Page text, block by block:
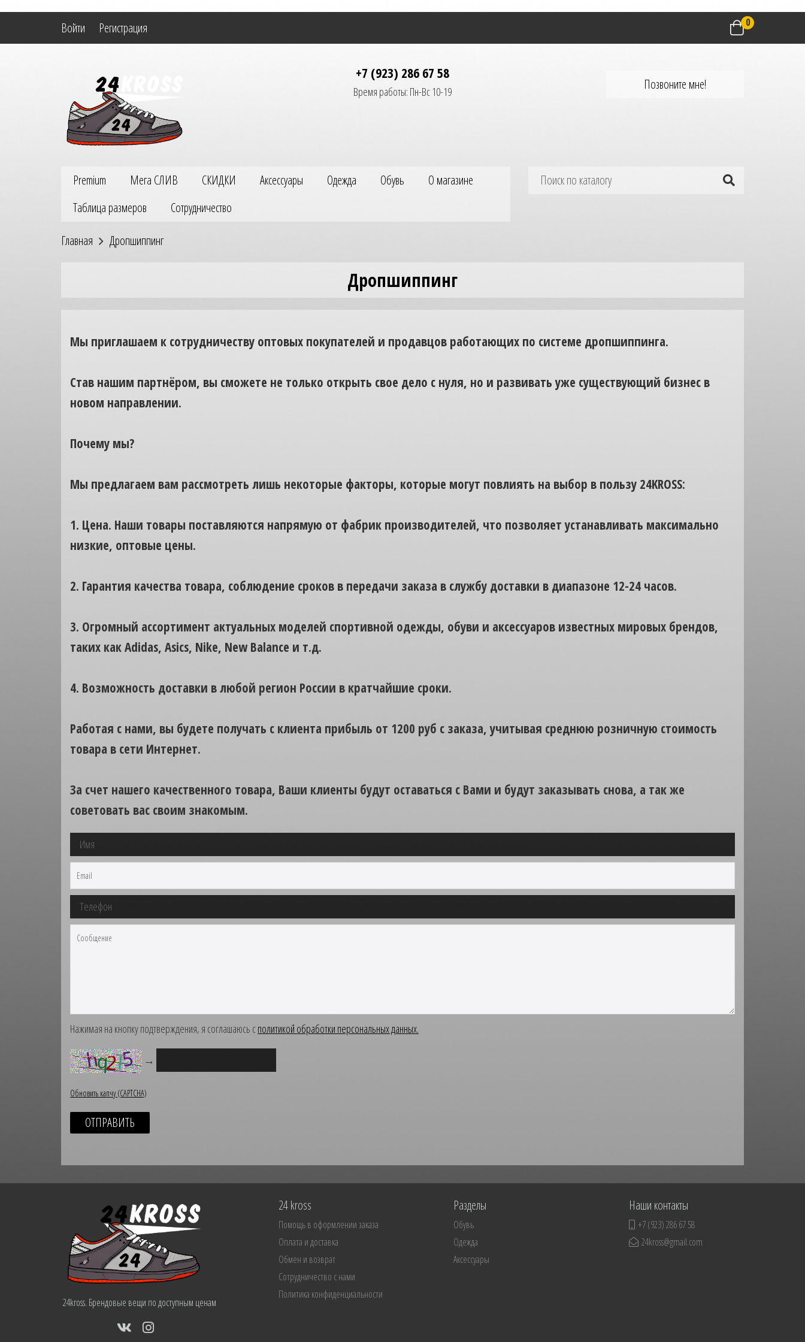
Войти Регистрация 0
+7 (923) 286 67 58
Время работы: Пн-Вс 10-19 Позвоните мне!
Premium Мега СЛИВ СКИДКИ Аксессуары Одежда Обувь
О магазине
Таблица размеров
Сотрудничество
Главная Дропшиппинг
Дропшиппинг
Мы приглашаем к сотрудничеству оптовых покупателей и продавцов работающих по системе дропшиппинга.
Став нашим партнёром, вы сможете не только открыть свое дело с нуля, но и развивать уже существующий бизнес в
новом направлении.
Почему мы?
Мы предлагаем вам рассмотреть лишь некоторые факторы, которые могут повлиять на выбор в пользу 24KROSS:
1. Цена. Наши товары поставляются напрямую от фабрик производителей, что позволяет устанавливать максимально
низкие, оптовые цены.
2. Гарантия качества товара, соблюдение сроков в передачи заказа в службу доставки в диапазоне 12-24 часов.
3. Огромный ассортимент актуальных моделей спортивной одежды, обуви и аксессуаров известных мировых брендов,
таких как Adidas, Asics, Nike, New Balance и т.д.
4. Возможность доставки в любой регион России в кратчайшие сроки.
Работая с нами, вы будете получать с клиента прибыль от 1200 руб с заказа, учитывая среднюю розничную стоимость
товара в сети Интернет.
За счет нашего качественного товара, Ваши клиенты будут оставаться с Вами и будут заказывать снова, а так же
советовать вас своим знакомым.
Нажимая на кнопку подтверждения, я соглашаюсь сполитикой обработки персональных данных.
→
Обновить капчу (CAPTCHA)
24kross. Брендовые вещи по доступным ценам
24 kross
Помощь в оформлении заказа
Оплата и доставка
Обмен и возврат
Сотрудничество с нами
Политика конфиденциальности
Разделы
Обувь
Одежда
Аксессуары
Наши контакты
+7 (923) 286 67 58
24kross@gmail.com